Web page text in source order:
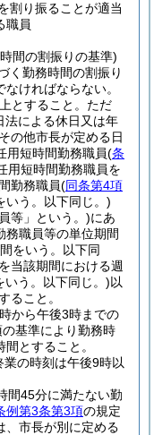
割り振ることが適当
職員
間の割振りの基準)
く勤務時間の割振り
ければならない。
とすること。 ただ
法による休日又は年
その他市長が定める日
用短時間勤務職員(条
用短時間勤務職員を
勤務職員(同条第4項
いう。以下同じ。)
等」という。)にあ
務職員等の単位期間
をいう。以下同
当該期間における週
いう。以下同じ。)以
ること。
から午後3時までの
基準により勤務時
とすること。
の時刻は午後9時以
間45分に満たない勤
例第3条第3項の規定
、市長が別に定める